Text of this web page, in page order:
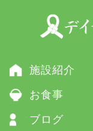
施設紹介
お食事
ブログ